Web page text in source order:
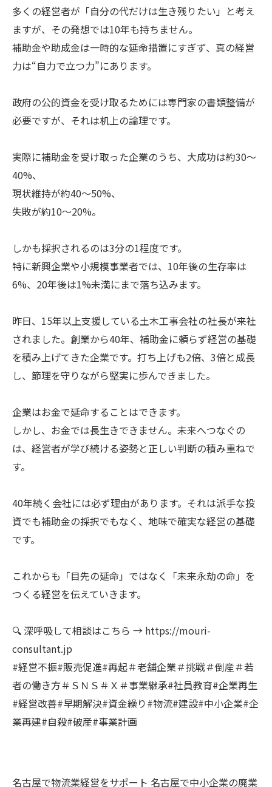
多くの経営者が「自分の代だけは生き残りたい」と考え
ますが、その発想では10年も持ちません。
補助金や助成金は一時的な延命措置にすぎず、真の経営
力は“自力で立つ力”にあります。
政府の公的資金を受け取るためには専門家の書類整備が
必要ですが、それは机上の論理です。
実際に補助金を受け取った企業のうち、大成功は約30〜
40%、
現状維持が約40〜50%、
失敗が約10〜20%。
しかも採択されるのは3分の1程度です。
特に新興企業や小規模事業者では、10年後の生存率は
6%、20年後は1%未満にまで落ち込みます。
昨日、15年以上支援している土木工事会社の社長が来社
されました。創業から40年、補助金に頼らず経営の基礎
を積み上げてきた企業です。打ち上げも2倍、3倍と成長
し、節理を守りながら堅実に歩んできました。
企業はお金で延命することはできます。
しかし、お金では長生きできません。未来へつなぐの
は、経営者が学び続ける姿勢と正しい判断の積み重ねで
す。
40年続く会社には必ず理由があります。それは派手な投
資でも補助金の採択でもなく、地味で確実な経営の基礎
です。
これからも「目先の延命」ではなく「未来永劫の命」を
つくる経営を伝えていきます。
🔍 深呼吸して相談はこちら → https://mouri-
consultant.jp
#経営不振#販売促進#再起＃老舗企業＃挑戦＃倒産＃若
者の働き方＃ＳＮＳ＃Ｘ＃事業継承#社員教育#企業再生
#経営改善#早期解決#資金繰り#物流#建設#中小企業#企
業再建#自殺#破産#事業計画
名古屋で物流業経営をサポート 名古屋で中小企業の廃業